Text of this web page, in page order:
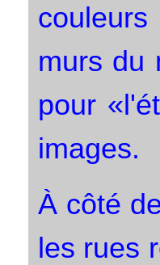
murs du
pour
images.
À côté
les rues